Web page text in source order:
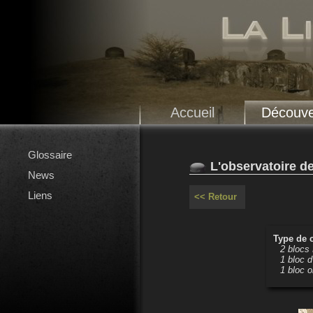
Accueil
Glossaire
News
Liens
L'observatoire
<< Retour
Type de
2 blocs
1 bloc
1 bloc